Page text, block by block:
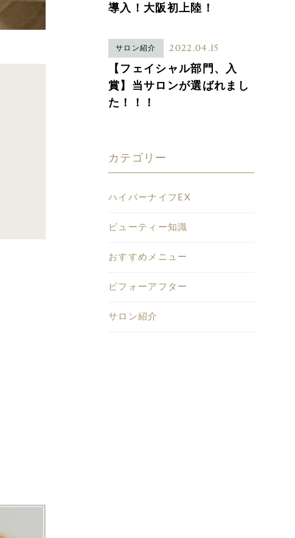
導入！大阪初上陸！
サロン紹介 2022.04.15
【フェイシャル部門、入
賞】当サロンが選ばれまし
た！！！
カテゴリー
ハイパーナイフEX
ビューティー知識
おすすめメニュー
ビフォーアフター
サロン紹介